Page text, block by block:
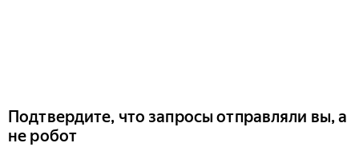
Подтвердите, что запросы отправляли вы, а
не робот